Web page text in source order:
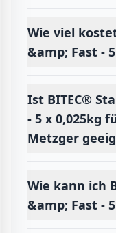
Wie viel
&amp; Fast -
Ist BITEC®
- 5 x 0,025kg
Metzger
Wie kann ich
&amp; Fast -